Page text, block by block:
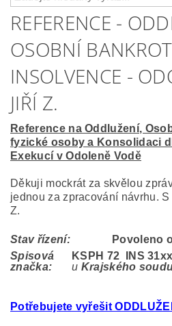
REFERENCE -
OSOBNÍ
INSOLVENCE -
JIŘÍ Z.
Reference na Oddlužení,
fyzické osoby a Konsolidaci
Exekucí v Odoleně Vodě
Děkuji mockrát za skvělou
jednou za zpracování návrhu.
Z.
Stav řízení:
Povoleno
Spisová
značka:
KSPH 72 INS 31
u Krajského
Potřebujete vyřešit